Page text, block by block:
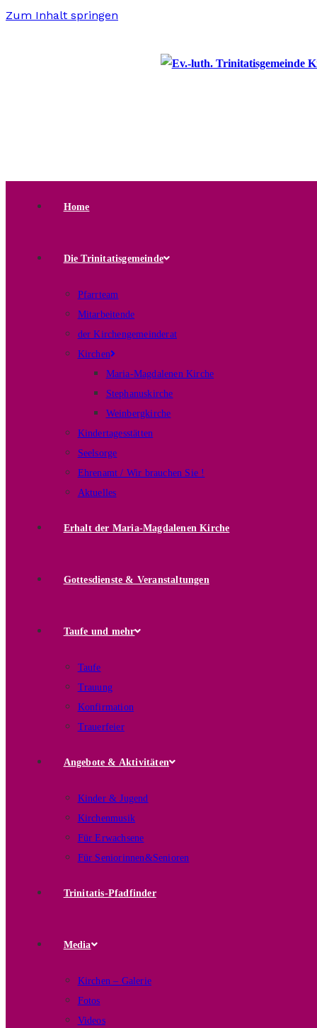
Zum Inhalt springen
Home
Die Trinitatisgemeinde
Pfarrteam
Mitarbeitende
der Kirchengemeinderat
Kirchen
Maria-Magdalenen Kirche
Stephanuskirche
Weinbergkirche
Kindertagesstätten
Seelsorge
Ehrenamt / Wir brauchen Sie !
Aktuelles
Erhalt der Maria-Magdalenen Kirche
Gottesdienste & Veranstaltungen
Taufe und mehr
Taufe
Trauung
Konfirmation
Trauerfeier
Angebote & Aktivitäten
Kinder & Jugend
Kirchenmusik
Für Erwachsene
Für Seniorinnen&Senioren
Trinitatis-Pfadfinder
Media
Kirchen – Galerie
Fotos
Videos